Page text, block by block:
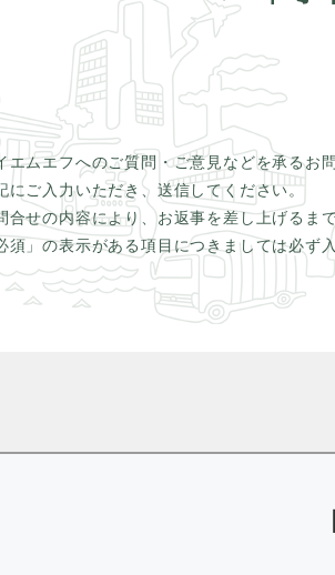
エムエフへのご質問・ご意見などを承るお
にご入力いただき、送信してください。
合せの内容により、お返事を差し上げるま
須」の表示がある項目につきましては必